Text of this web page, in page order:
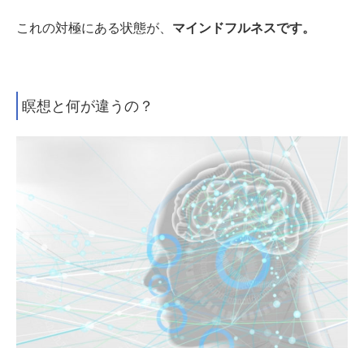
これの対極にある状態が、 マインドフルネスです。
瞑想と何が違うの？